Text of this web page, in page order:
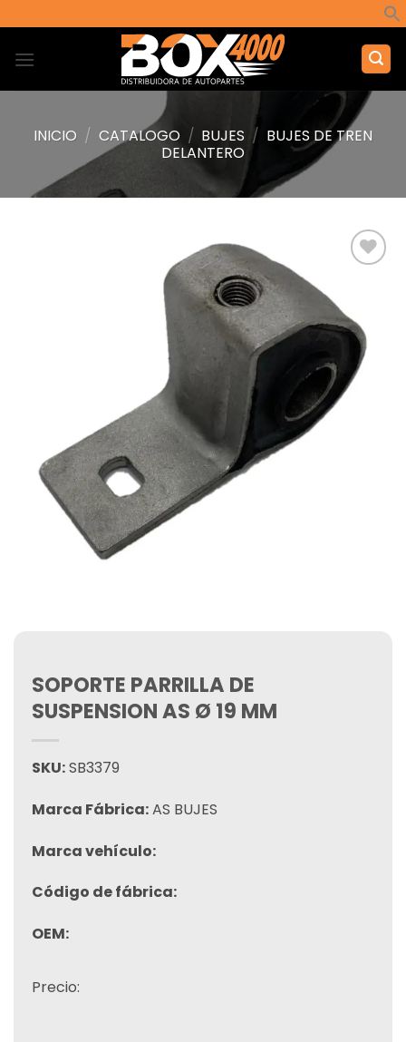
al
contenido
INICIO / CATALOGO / BUJES / BUJES DE TREN
DELANTERO
lista de
deseos
SOPORTE PARRILLA DE
SUSPENSION AS Ø 19 MM
SKU:SB3379
Marca Fábrica:AS BUJES
Marca vehículo:
Código de fábrica:
OEM:
Precio: